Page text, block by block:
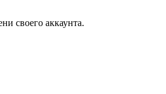
своего аккаунта.